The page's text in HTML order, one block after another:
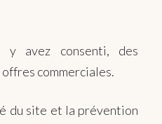
y avez consenti, des
commerciales.
du site et la prévention